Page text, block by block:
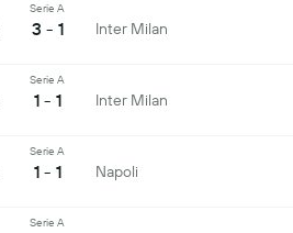
Serie A
3 - 1 Inter Milan
Serie A
1 - 1 Inter Milan
Serie A
1 - 1 Napoli
Serie A